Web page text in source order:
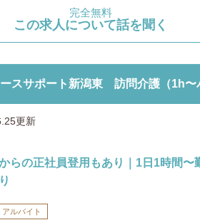
完全無料
この求人について話を聞く
スサポート新潟東 訪問介護（1h〜
更新
らの正社員登用もあり｜1日1時間〜
アルバイト